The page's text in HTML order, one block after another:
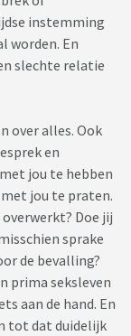
instemming
worden. En
slechte relatie
over alles. Ook
en
jou te hebben
jou te praten.
overwerkt? Doe jij
sprake
de bevalling?
prima seksleven
aan de hand. En
tot dat duidelijk